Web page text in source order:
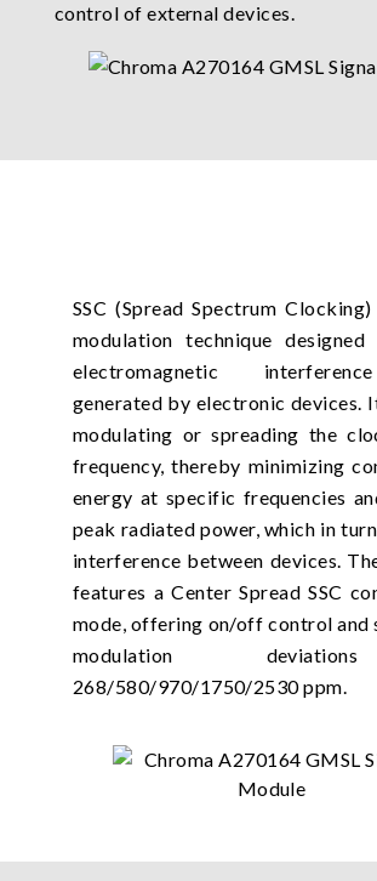
control of external devices.
SSC (Spread Spectrum
modulation technique
electromagnetic
generated by electronic devices.
modulating or spreading the
frequency, thereby minimizing
energy at specific frequencies
peak radiated power, which in
interference between devices.
features a Center Spread SSC
mode, offering on/off control and
modulation
268/580/970/1750/2530 ppm.